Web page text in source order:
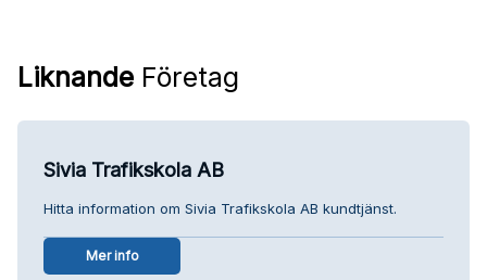
Liknande Företag
Sivia Trafikskola AB
Hitta information om Sivia Trafikskola AB kundtjänst.
Mer info